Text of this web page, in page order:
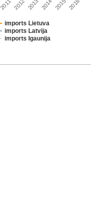
imports Lietuva
imports Latvija
imports Igaunija
2011 2012 2013 2014 2015 2016